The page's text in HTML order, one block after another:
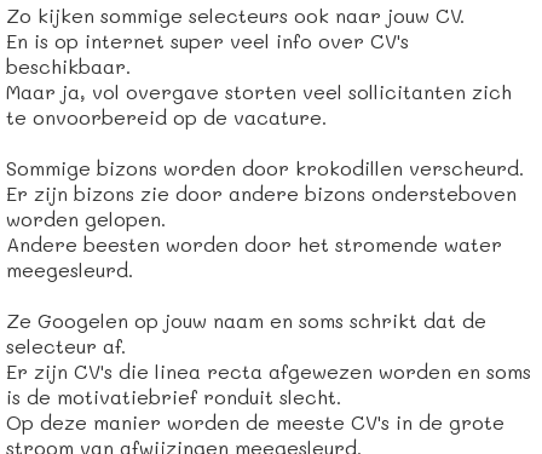
Zo kijken sommige selecteurs ook naar jouw CV.
En is op internet super veel info over CV's
beschikbaar.
Maar ja, vol overgave storten veel sollicitanten zich
te onvoorbereid op de vacature.
Sommige bizons worden door krokodillen verscheurd.
Er zijn bizons zie door andere bizons ondersteboven
worden gelopen.
Andere beesten worden door het stromende water
meegesleurd.
Ze Googelen op jouw naam en soms schrikt dat de
selecteur af.
Er zijn CV's die linea recta afgewezen worden en soms
is de motivatiebrief ronduit slecht.
Op deze manier worden de meeste CV's in de grote
stroom van afwijzingen meegesleurd.